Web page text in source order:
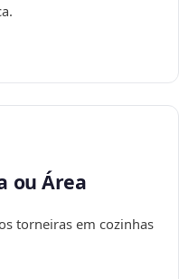
ou Área
torneiras em cozinhas